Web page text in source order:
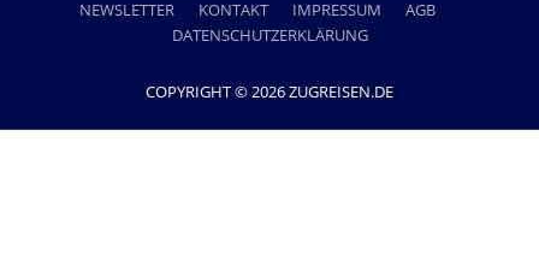
NEWSLETTER
KONTAKT IMPRESSUM
AGB
DATENSCHUTZERKLÄRUNG
COPYRIGHT © 2026 ZUGREISEN.DE